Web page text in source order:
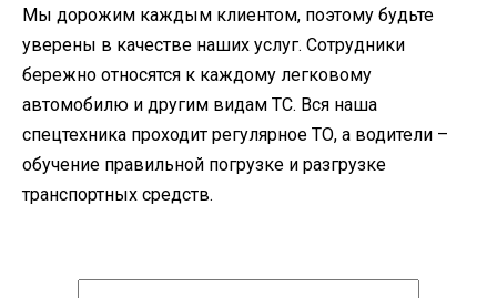
Мы дорожим каждым клиентом, поэтому будьте
уверены в качестве наших услуг. Сотрудники
бережно относятся к каждому легковому
автомобилю и другим видам ТС. Вся наша
спецтехника проходит регулярное ТО, а водители –
обучение правильной погрузке и разгрузке
транспортных средств.